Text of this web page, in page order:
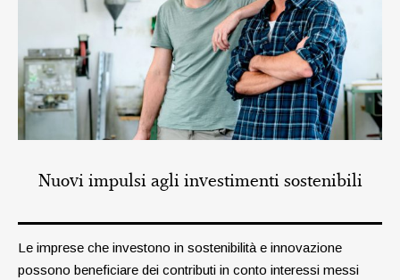
Nuovi impulsi agli investimenti sostenibili
Le imprese che investono in sostenibilità e innovazione
possono beneficiare dei contributi in conto interessi messi